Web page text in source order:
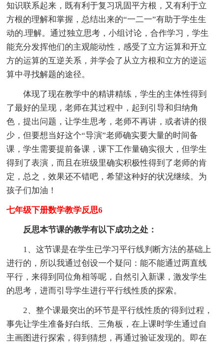
知识联系起来，既有利于复习巩固平方根，又有利于立
方根的理解和掌握，总结出来的“一二一”有助于学生生
动的.理解。通过独立思考，小组讨论，合作学习，学生
能充分发挥他们的主观能动性，感受了立方运算和开立
方的运算的互逆关系，并学会了从立方根和立方的逆运
算中寻找解题的途径。
体现了现在教学中的精讲精练，学生的主体性得到
了最好的呈现，老师在其过程中，起到引导和归纳角
色，提出问题，让学生思考，老师不再讲，或者讲的很
少，但要想当好这个“导演”老师确实要大量的时间备
课，学生需要提前备课，课下工作量确实很大，但学生
得到了表演，而且在班级里确实积极性得到了老师的肯
定，总之，效果还不错吧，希望这种好的状况继续。为
孩子们加油！
七年级下册数学教学反思6
反思本节课的教学有以下成功之处：
1、这节课是在学生已学习平行线判断方法的基础上
进行的，所以我通过创设一个疑问：能不能通过两直线
平行，来得到同位角相等呢，自然引入新课，激发学生
的思考，进而引导学生进行平行线性质的探索。
2、整个课最突出的环节是平行线性质的'得到过程，
事先让学生准备好白纸、三角板，在上课时学生通过自
主画图进行探索，得到猜想，再通过验证发现的。即在